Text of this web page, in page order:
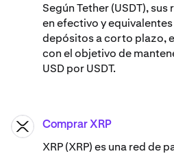
Según Tether (USDT),
en efectivo y
depósitos a corto plazo,
con el objetivo de
USD por USDT.
XRP Comprar XRP
XRP (XRP) es una red de